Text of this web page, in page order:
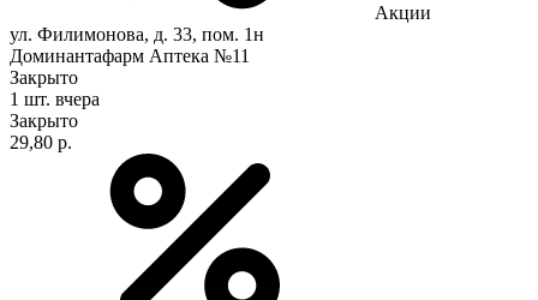
Акции
ул. Филимонова, д. 33, пом. 1н
Доминантафарм Аптека №11
Закрыто
1 шт. вчера
Закрыто
29,80 р.